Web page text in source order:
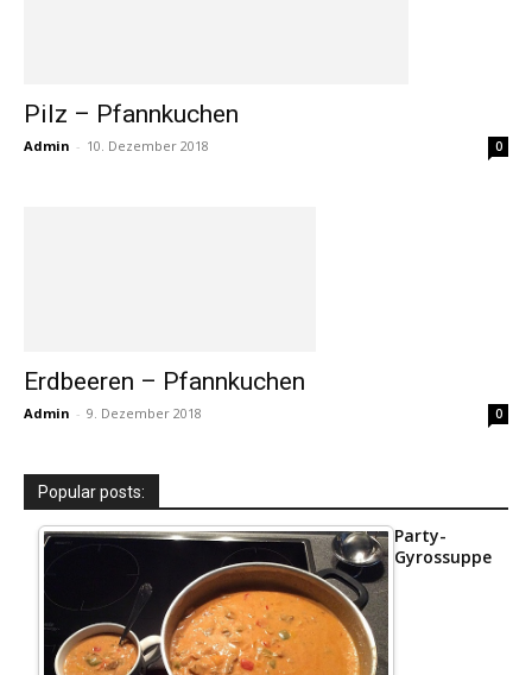
Pilz – Pfannkuchen
Admin - 10. Dezember 2018 0
Erdbeeren – Pfannkuchen
Admin - 9. Dezember 2018 0
Popular posts:
Party-
Gyrossuppe